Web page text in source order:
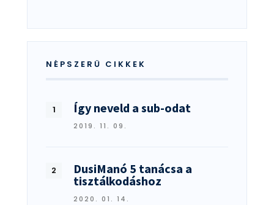
NÉPSZERŰ CIKKEK
Így neveld a sub-odat
2019. 11. 09.
DusiManó 5 tanácsa a
tisztálkodáshoz
2020. 01. 14.